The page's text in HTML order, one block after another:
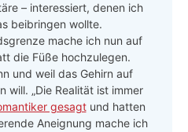
– interessiert, denen ich
beibringen wollte.
mache ich nun auf
die Füße hochzulegen.
und weil das Gehirn auf
will. „Die Realität ist immer
gesagtund hatten
Aneignung mache ich